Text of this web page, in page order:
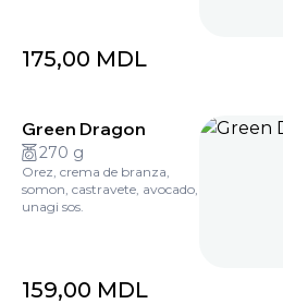
175,00 MDL
Green Dragon
270 g
Orez, crema de branza,
somon, castravete, avocado,
unagi sos.
159,00 MDL